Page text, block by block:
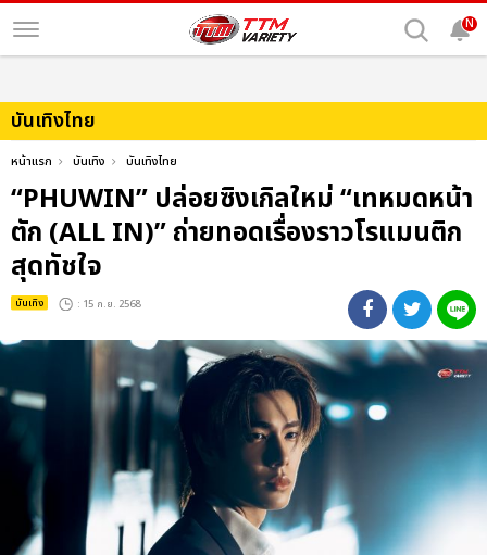
N
บันเทิงไทย
หน้าแรก บันเทิง บันเทิงไทย
“PHUWIN” ปล่อยซิงเกิลใหม่ “เทหมดหน้า
ตัก (ALL IN)” ถ่ายทอดเรื่องราวโรแมนติก
สุดทัชใจ
บันเทิง : 15 ก.ย. 2568